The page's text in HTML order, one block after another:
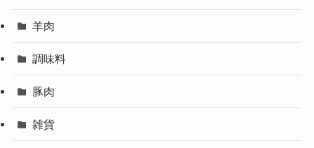
羊肉
調味料
豚肉
雑貨